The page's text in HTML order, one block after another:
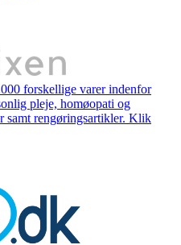
forskellige varer indenfor
pleje, homøopati og
samt rengøringsartikler. Klik